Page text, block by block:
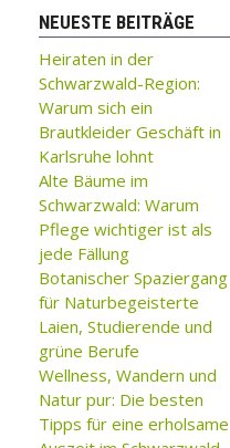
NEUESTE BEITRÄGE
Heiraten in der
Schwarzwald-Region:
Warum sich ein
Brautkleider Geschäft in
Karlsruhe lohnt
Alte Bäume im
Schwarzwald: Warum
Pflege wichtiger ist als
jede Fällung
Botanischer Spaziergang
für Naturbegeisterte
Laien, Studierende und
grüne Berufe
Wellness, Wandern und
Natur pur: Die besten
Tipps für eine erholsame